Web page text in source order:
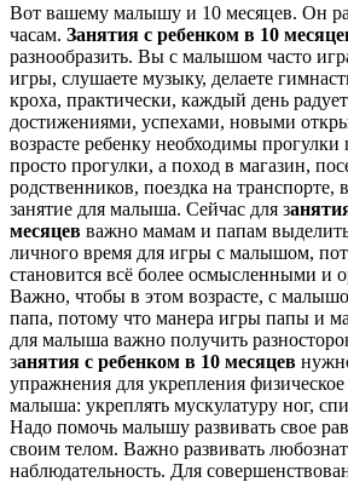
Вот вашему малышу и 10 месяцев. Он
часам. Занятия с ребенком в 10
разнообразить. Вы с малышом часто
игры, слушаете музыку, делаете
кроха, практически, каждый день
достижениями, успехами, новыми
возрасте ребенку необходимы
просто прогулки, а поход в магазин,
родственников, поездка на
занятие для малыша. Сейчас для з
месяцев важно мамам и папам
личного время для игры с малышом,
становится всё более осмысленными и
Важно, чтобы в этом возрасте, с
папа, потому что манера игры папы и
для малыша важно получить
занятия с ребенком в 10 месяцев
упражнения для укрепления
малыша: укреплять мускулатуру ног,
Надо помочь малышу развивать свое
своим телом. Важно развивать
наблюдательность. Для